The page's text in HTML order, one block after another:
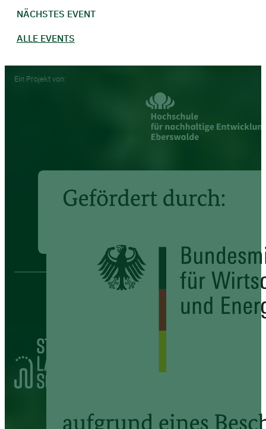
ALLE EVENTS
NÄCHSTES EVENT
Footer
Ein Projekt von: